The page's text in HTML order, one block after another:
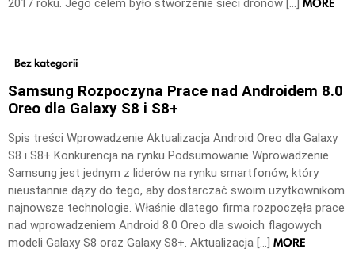
2017 roku. Jego celem było stworzenie sieci dronów […] MORE
Bez kategorii
Samsung Rozpoczyna Prace nad Androidem 8.0
Oreo dla Galaxy S8 i S8+
Spis treści Wprowadzenie Aktualizacja Android Oreo dla Galaxy
S8 i S8+ Konkurencja na rynku Podsumowanie Wprowadzenie
Samsung jest jednym z liderów na rynku smartfonów, który
nieustannie dąży do tego, aby dostarczać swoim użytkownikom
najnowsze technologie. Właśnie dlatego firma rozpoczęła prace
nad wprowadzeniem Android 8.0 Oreo dla swoich flagowych
modeli Galaxy S8 oraz Galaxy S8+. Aktualizacja […] MORE